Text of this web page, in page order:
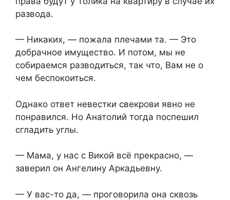
развода.
— Никаких, — пожала плечами та. — Это
добрачное имущество. И потом, мы не
собираемся разводиться, так что, Вам не о
чем беспокоиться.
Однако ответ невестки свекрови явно не
понравился. Но Анатолий тогда поспешил
сгладить углы.
— Мама, у нас с Викой всё прекрасно, —
заверил он Ангелину Аркадьевну.
— У вас-то да, — проговорила она сквозь